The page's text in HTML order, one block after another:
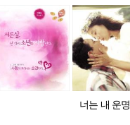
너는 내 운명